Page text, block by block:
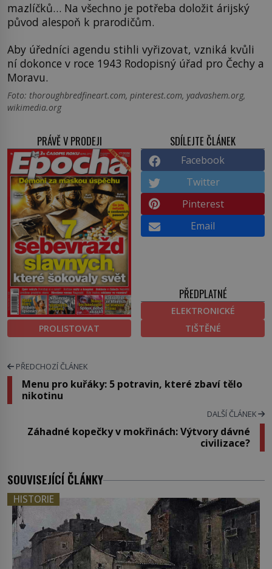
mazlíčků… Na všechno je potřeba doložit árijský
původ alespoň k prarodičům.
Aby úředníci agendu stihli vyřizovat, vzniká kvůli
ní dokonce v roce 1943 Rodopisný úřad pro Čechy a
Moravu.
Foto: thoroughbredfineart.com, pinterest.com, yadvashem.org,
wikimedia.org
PRÁVĚ V PRODEJI
PROLISTOVAT
SDÍLEJTE ČLÁNEK
Facebook
Twitter
Pinterest
Email
PŘEDPLATNÉ
ELEKTRONICKÉ
TIŠTĚNÉ
PŘEDCHOZÍ ČLÁNEK
Menu pro kuřáky: 5 potravin, které zbaví tělo
nikotinu
DALŠÍ ČLÁNEK
Záhadné kopečky v mokřinách: Výtvory dávné
civilizace?
SOUVISEJÍCÍ ČLÁNKY
HISTORIE